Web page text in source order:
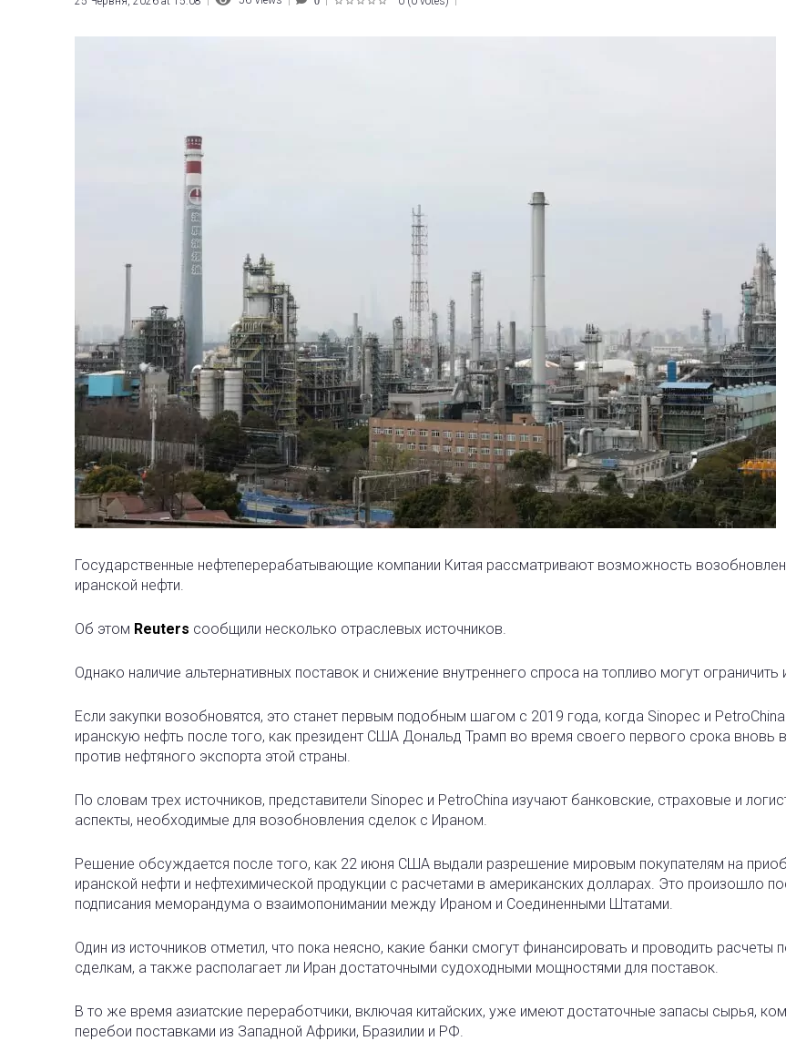
Государственные нефтеперерабатывающие компании Китая рассматривают возможность
иранской нефти.
Об этом Reuters сообщили несколько отраслевых источников.
Однако наличие альтернативных поставок и снижение внутреннего спроса на топливо могут ограничить
Если закупки возобновятся, это станет первым подобным шагом с 2019 года, когда Sinopec и PetroChina
иранскую нефть после того, как президент США Дональд Трамп во время своего первого срока вновь
против нефтяного экспорта этой страны.
По словам трех источников, представители Sinopec и PetroChina изучают банковские, страховые и
аспекты, необходимые для возобновления сделок с Ираном.
Решение обсуждается после того, как 22 июня США выдали разрешение мировым покупателям на
иранской нефти и нефтехимической продукции с расчетами в американских долларах. Это произошло
подписания меморандума о взаимопонимании между Ираном и Соединенными Штатами.
Один из источников отметил, что пока неясно, какие банки смогут финансировать и проводить расчеты
сделкам, а также располагает ли Иран достаточными судоходными мощностями для поставок.
В то же время азиатские переработчики, включая китайских, уже имеют достаточные запасы сырья,
перебои поставками из Западной Африки, Бразилии и РФ.